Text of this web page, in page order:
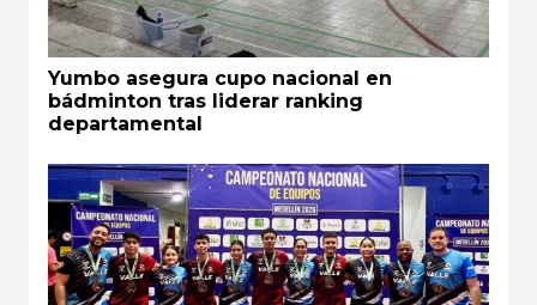
Yumbo asegura cupo nacional en
bádminton tras liderar ranking
departamental